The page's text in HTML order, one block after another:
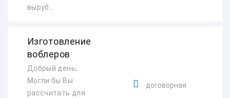
выруб...
Изготовление
воблеров
Добрый день,
Могли бы Вы
рассчитать для
договорная